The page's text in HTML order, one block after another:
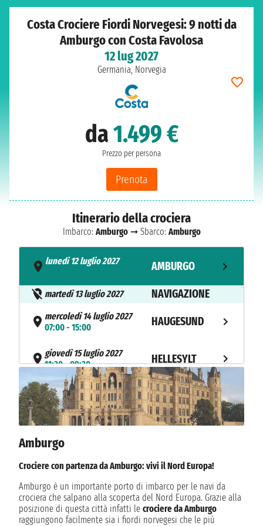
Costa Crociere Fiordi Norvegesi: 9 notti da
Amburgo con Costa Favolosa
12 lug 2027
Germania, Norvegia
da1.499 €
Prezzo per persona
Prenota
Itinerario della crociera
Imbarco: Amburgo➞ Sbarco: Amburgo
lunedì 12 luglio 2027
AMBURGO
martedì 13 luglio 2027 NAVIGAZIONE
mercoledì 14 luglio 2027
07:00 - 15:00
HAUGESUND
giovedì 15 luglio 2027
11:30 - 09:30
HELLESYLT
giovedì 15 luglio 2027
10:00 - 20:00
GEIRANGER
venerdì 16 luglio 2027
09:00 - 18:00
sabato 17 luglio 2027
FLAM
domenica 18 luglio 2027
08:00 - 18:00
BERGEN
Amburgo
Crociere con partenza da Amburgo: vivi il Nord Europa!
Amburgo è un importante porto di imbarco per le navi da
crociera che salpano alla scoperta del Nord Europa. Grazie alla
posizione di questa città infatti le crociere da Amburgo
raggiungono facilmente sia i fiordi norvegesi che le più